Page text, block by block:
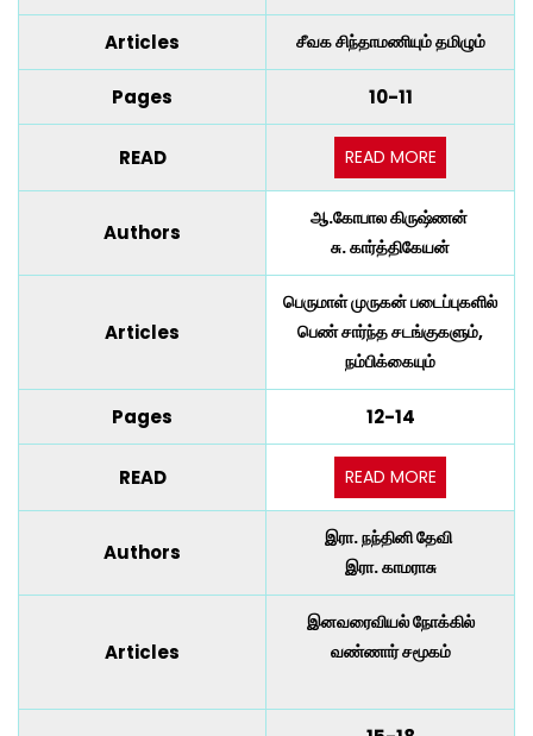
Articles சீவக சிந்தாமணியும் தமிழும்
Pages 10-11
READ READ MORE
Authors
ஆ.கோபால கிருஷ்ணன்
சு. கார்த்திகேயன்
Articles
பெருமாள் முருகன் படைப்புகளில்
பெண் சார்ந்த சடங்குகளும்,
நம்பிக்கையும்
Pages 12-14
READ READ MORE
Authors
இரா. நந்தினி தேவி
இரா. காமராசு
Articles
இனவரைவியல் நோக்கில்
வண்ணார் சமூகம்